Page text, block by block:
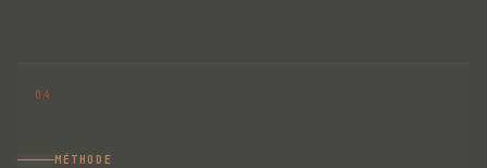
MÉTHODE